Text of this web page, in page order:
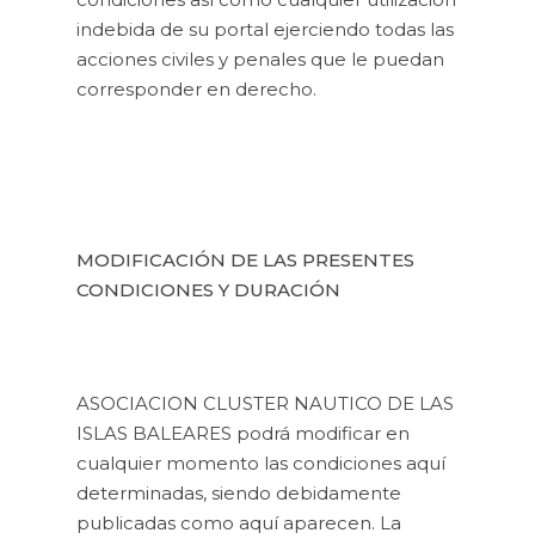
indebida de su portal ejerciendo todas las
acciones civiles y penales que le puedan
corresponder en derecho.
MODIFICACIÓN DE LAS PRESENTES
CONDICIONES Y DURACIÓN
ASOCIACION CLUSTER NAUTICO DE LAS
ISLAS BALEARES podrá modificar en
cualquier momento las condiciones aquí
determinadas, siendo debidamente
publicadas como aquí aparecen. La